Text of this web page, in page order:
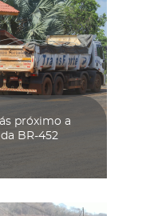
próximo a
BR-452